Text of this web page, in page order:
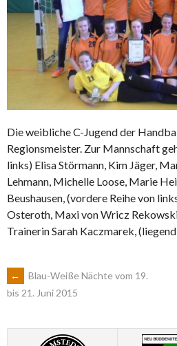
Die weibliche C-Jugend der
Regionsmeister. Zur Mannschaft
links) Elisa Störmann, Kim Jäger,
Lehmann, Michelle Loose, Marie
Beushausen, (vordere Reihe von
Osteroth, Maxi von Wricz
Trainerin Sarah Kaczmarek,
ARTIKEL-
NAVIGATION
←
Blau-Weiße Nächte vom 19.
bis 21. Juni 2015